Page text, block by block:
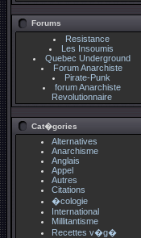
Forums
Resistance
Les Insoumis
Quebec Underground
Forum Anarchiste
Pirate-Punk
forum Anarchiste
Revolutionnaire
Cat�gories
Alternatives
Anarchisme
Anglais
Appel
Autres
Citations
�cologie
International
Millitantisme
Recettes v�g�